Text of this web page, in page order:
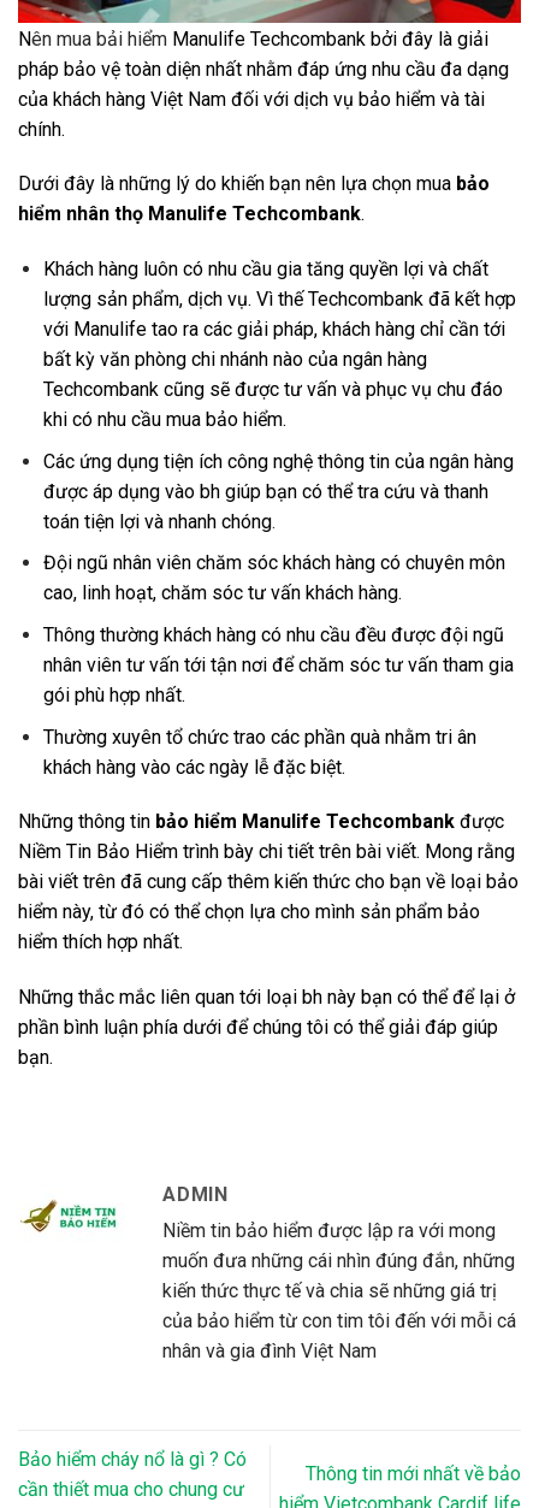
Nên mua bải hiểm Manulife Techcombank bởi đây là giải
pháp bảo vệ toàn diện nhất nhằm đáp ứng nhu cầu đa dạng
của khách hàng Việt Nam đối với dịch vụ bảo hiểm và tài
chính.
Dưới đây là những lý do khiến bạn nên lựa chọn mua bảo
hiểm nhân thọ Manulife Techcombank.
Khách hàng luôn có nhu cầu gia tăng quyền lợi và chất
lượng sản phẩm, dịch vụ. Vì thế Techcombank đã kết hợp
với Manulife tao ra các giải pháp, khách hàng chỉ cần tới
bất kỳ văn phòng chi nhánh nào của ngân hàng
Techcombank cũng sẽ được tư vấn và phục vụ chu đáo
khi có nhu cầu mua bảo hiểm.
Các ứng dụng tiện ích công nghệ thông tin của ngân hàng
được áp dụng vào bh giúp bạn có thể tra cứu và thanh
toán tiện lợi và nhanh chóng.
Đội ngũ nhân viên chăm sóc khách hàng có chuyên môn
cao, linh hoạt, chăm sóc tư vấn khách hàng.
Thông thường khách hàng có nhu cầu đều được đội ngũ
nhân viên tư vấn tới tận nơi để chăm sóc tư vấn tham gia
gói phù hợp nhất.
Thường xuyên tổ chức trao các phần quà nhằm tri ân
khách hàng vào các ngày lễ đặc biệt.
Những thông tin bảo hiểm Manulife Techcombank được
Niềm Tin Bảo Hiểm trình bày chi tiết trên bài viết. Mong rằng
bài viết trên đã cung cấp thêm kiến thức cho bạn về loại bảo
hiểm này, từ đó có thể chọn lựa cho mình sản phẩm bảo
hiểm thích hợp nhất.
Những thắc mắc liên quan tới loại bh này bạn có thể để lại ở
phần bình luận phía dưới để chúng tôi có thể giải đáp giúp
bạn.
ADMIN
Niềm tin bảo hiểm được lập ra với mong
muốn đưa những cái nhìn đúng đắn, những
kiến thức thực tế và chia sẽ những giá trị
của bảo hiểm từ con tim tôi đến với mỗi cá
nhân và gia đình Việt Nam
Bảo hiểm cháy nổ là gì ? Có
cần thiết mua cho chung cư
Thông tin mới nhất về bảo